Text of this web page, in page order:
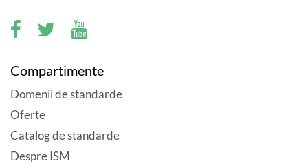
Compartimente
Domenii de standarde
Oferte
Catalog de standarde
Despre ISM